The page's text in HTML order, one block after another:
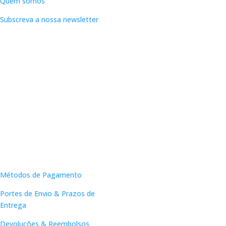
Subscreva a nossa newsletter
Métodos de Pagamento
Portes de Envio & Prazos de
Entrega
Devoluções & Reembolsos